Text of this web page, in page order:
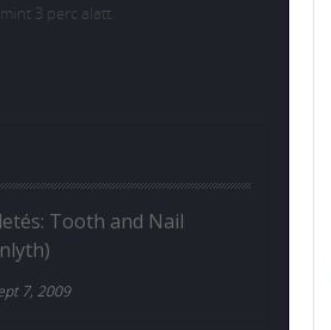
3 perc alatt.
Tooth and Nail
7, 2009